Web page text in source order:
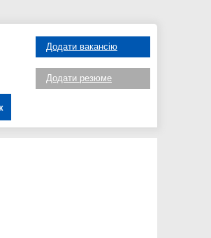
Додати вакансію
Додати резюме